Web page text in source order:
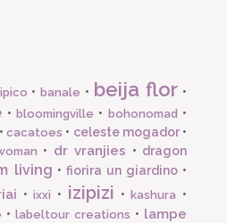
•banale • beija flor •
• bloomingville • bohonomad •
cacatoes • celeste mogador•
• dr vranjies • dragon
living • fiorira un giardino•
•ixxi • izipizi •kashura •
• labeltour creations • lampe